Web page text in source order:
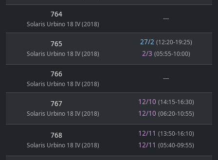
764
Solaris Urbino 18 IV (2018)
---
765
Solaris Urbino 18 IV (2018)
27/2 (12:20-19:25)
2/3 (05:55-10:00)
766
Solaris Urbino 18 IV (2018)
---
767
Solaris Urbino 18 IV (2018)
12/10 (14:15-16:30)
12/10 (06:20-10:55)
768
Solaris Urbino 18 IV (2018)
12/11 (13:50-16:10)
12/11 (05:40-09:55)